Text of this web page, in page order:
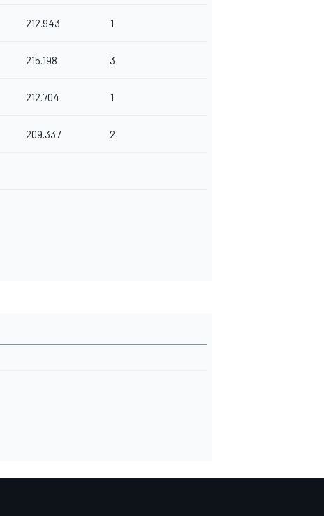
212.943 1
215.198 3
212.704 1
209.337 2